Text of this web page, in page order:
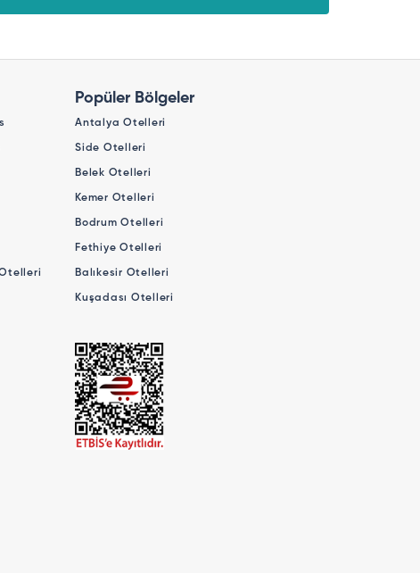
Popüler Bölgeler
Antalya Otelleri
Side Otelleri
Belek Otelleri
Kemer Otelleri
Bodrum Otelleri
Fethiye Otelleri
Balıkesir Otelleri
Kuşadası Otelleri